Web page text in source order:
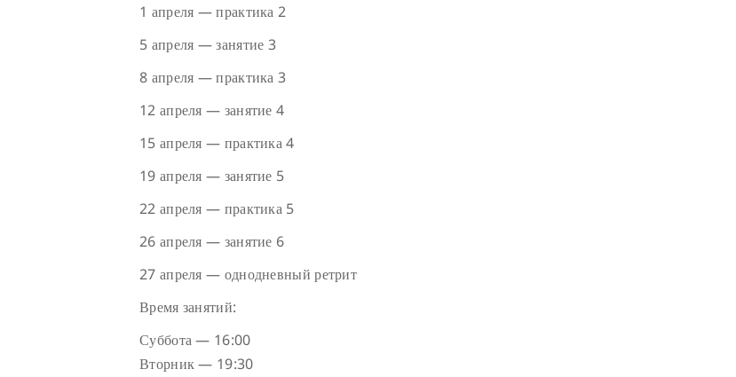
1 апреля — практика 2
5 апреля — занятие 3
8 апреля — практика 3
12 апреля — занятие 4
15 апреля — практика 4
19 апреля — занятие 5
22 апреля — практика 5
26 апреля — занятие 6
27 апреля — однодневный ретрит
Время занятий:
Суббота — 16:00
Вторник — 19:30